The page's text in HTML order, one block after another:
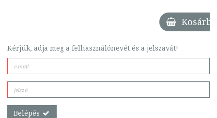
Kosárba
Kérjük, adja meg a felhasználónevét és a jelszavát!
Belépés